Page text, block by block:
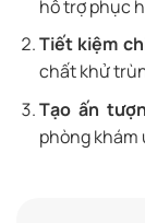
hỗ trợ phục
Tiết kiệm
chất khử
Tạo ấn
phòng khám